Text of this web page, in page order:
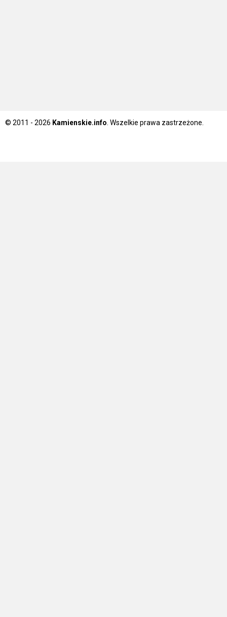
© 2011 - 2026 Kamienskie.info . Wszelkie prawa zastrzeżone.